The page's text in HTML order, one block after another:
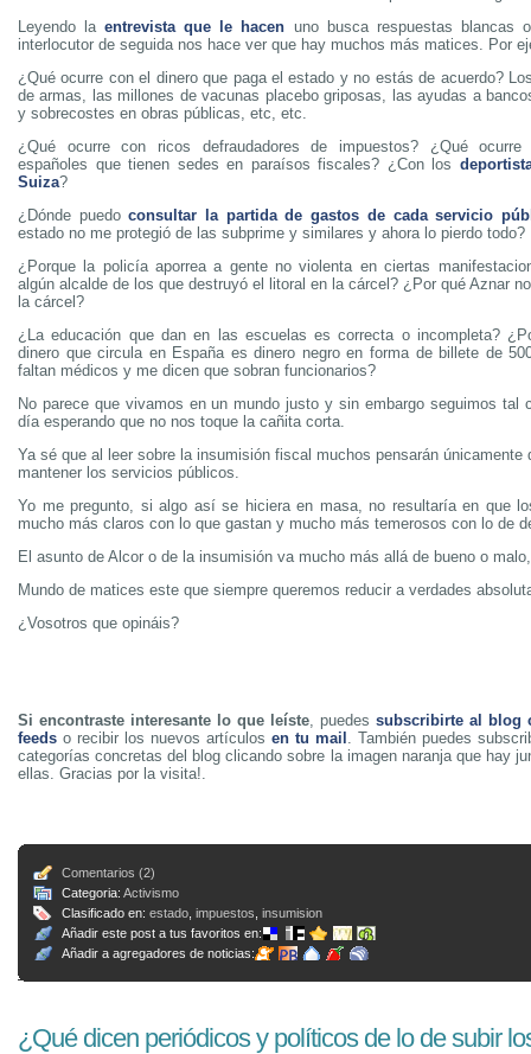
Leyendo laentrevista que le hacen uno busca respuestas blancas
interlocutor de seguida nos hace ver que hay muchos más matices. Por
¿Qué ocurre con el dinero que paga el estado y no estás de acuerdo?
de armas, las millones de vacunas placebo griposas, las ayudas a
y sobrecostes en obras públicas, etc, etc.
¿Qué ocurre con ricos defraudadores de impuestos? ¿Qué
españoles que tienen sedes en paraísos fiscales? ¿Con los
Suiza?
¿Dónde puedoconsultar la partida de gastos de cada servicio
estado no me protegió de las subprime y similares y ahora lo pierdo todo?
¿Porque la policía aporrea a gente no violenta en ciertas
algún alcalde de los que destruyó el litoral en la cárcel? ¿Por qué Aznar
la cárcel?
¿La educación que dan en las escuelas es correcta o incompleta?
dinero que circula en España es dinero negro en forma de billete de
faltan médicos y me dicen que sobran funcionarios?
No parece que vivamos en un mundo justo y sin embargo seguimos tal
día esperando que no nos toque la cañita corta.
Ya sé que al leer sobre la insumisión fiscal muchos pensarán únicamente
mantener los servicios públicos.
Yo me pregunto, si algo así se hiciera en masa, no resultaría en que
mucho más claros con lo que gastan y mucho más temerosos con lo de
El asunto de Alcor o de la insumisión va mucho más allá de bueno o
Mundo de matices este que siempre queremos reducir a verdades
¿Vosotros que opináis?
Si encontraste interesante lo que leíste, puedessubscribirte al blog
feeds o recibir los nuevos artículosen tu mail . También puedes
categorías concretas del blog clicando sobre la imagen naranja que hay
ellas. Gracias por la visita!.
Comentarios (2)
Categoria: Activismo
Clasificado en: estado impuestos insumision
Añadir este post a tus favoritos en:
Añadir a agregadores de noticias:
¿Qué dicen periódicos y políticos de lo de subir